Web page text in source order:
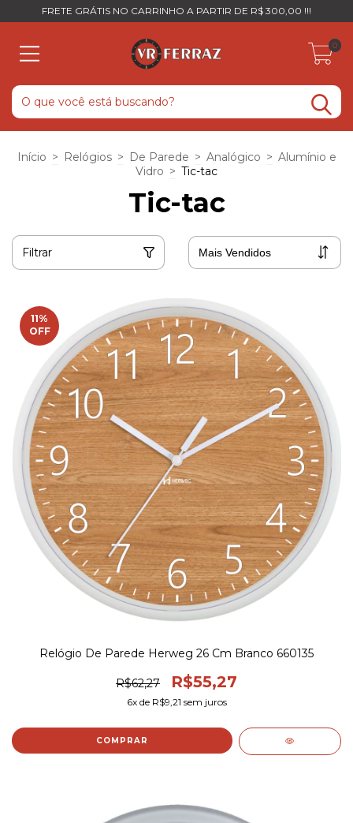
FRETE GRÁTIS NO CARRINHO A PARTIR DE R$ 300,00 !!!
0
Início > Relógios > De Parede > Analógico > Alumínio e
Vidro > Tic-tac
Tic-tac
Filtrar
11%
OFF
Relógio De Parede Herweg 26 Cm Branco 660135
R$62,27 R$55,27
6x de R$9,21 sem juros